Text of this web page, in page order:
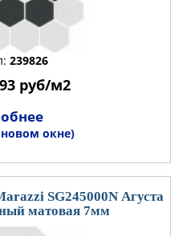
239826
руб/м2
окне)
SG245000N Агуста
матовая 7мм